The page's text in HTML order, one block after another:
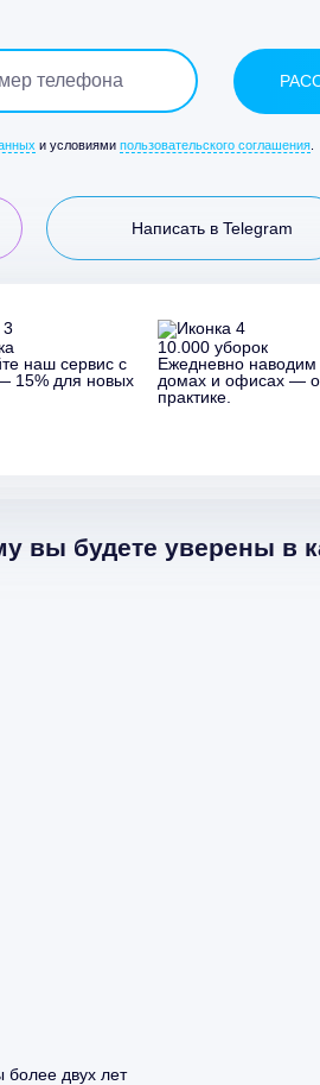
и условиями пользовательского соглашения
Написать в Telegram
наш сервис с
15% для новых
10.000 уборок
Ежедневно наводим
домах и офисах —
практике.
вы будете уверены в
двух лет